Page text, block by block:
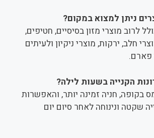
ניתן למצוא במקום?
לרוב מוצרי מזון בסיסיים, חטיפים,
חלב, ירקות, מוצרי ניקיון ולעיתים
פארם.
הקנייה בשעות לילה?
בקופה, חניה זמינה יותר, והאפשרות
שקטה ונינוחה לאחר סיום יום